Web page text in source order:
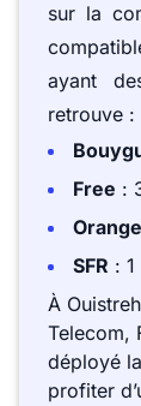
sur la
ayant
retrouve :
Free :
Orange
SFR :
À
Telecom,
déployé
profiter